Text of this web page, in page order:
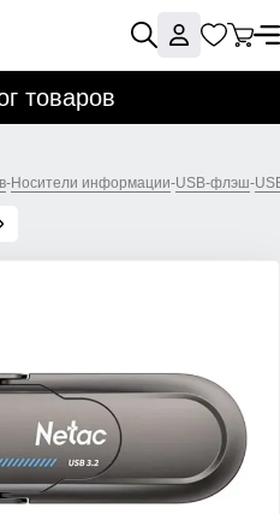
товаров
-Носители информации-USB-флэш-